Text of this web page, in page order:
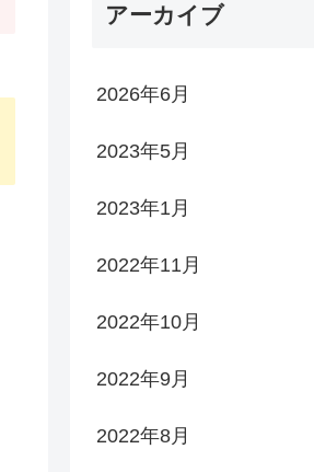
アーカイブ
2026年6月
2023年5月
2023年1月
2022年11月
2022年10月
2022年9月
2022年8月